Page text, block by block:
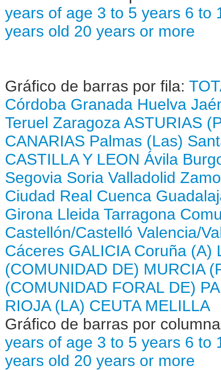
years of age 3 to 5 years 6 to
years old 20 years or more
Gráfico de barras por fila:
Córdoba Granada Huelva
Teruel ZaragozaASTURIAS
CANARIAS Palmas (Las)
CASTILLA Y LEON Ávila
Segovia Soria Valladolid
Ciudad Real Cuenca
Girona Lleida Tarragona
Castellón/Castelló Valencia/
Cáceres GALICIA Coruña (A)
(COMUNIDAD DE) MURCIA
(COMUNIDAD FORAL DE)
RIOJA (LA) CEUTA MELILLA
Gráfico de barras por
years of age 3 to 5 years 6 to
years old 20 years or more